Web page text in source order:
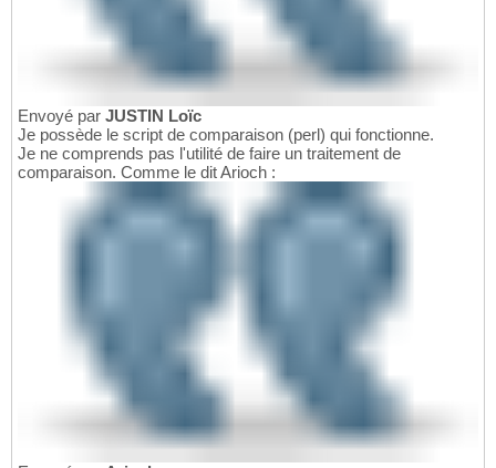
Envoyé par JUSTIN Loïc
Je possède le script de comparaison (perl) qui fonctionne.
Je ne comprends pas l'utilité de faire un traitement de
comparaison. Comme le dit Arioch :